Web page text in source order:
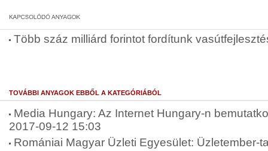
Több száz milliárd forintot fordítunk
TOVÁBBI ANYAGOK EBBŐL A KATEGÓRIÁBÓL
Media Hungary: Az Internet Hungary-n
2017-09-12 15:03
Romániai Magyar Üzleti Egyesület: Üzletember-